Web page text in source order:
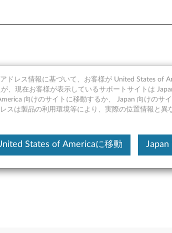
(Windows 10
ドレス情報に基づいて、お客様が United States of
、現在お客様が表示しているサポートサイトは
向けのサイトに移動するか、 Japan 向けのサ
スは製品の利用環境等により、実際の位置情報と異
States of Americaに移動 Japan